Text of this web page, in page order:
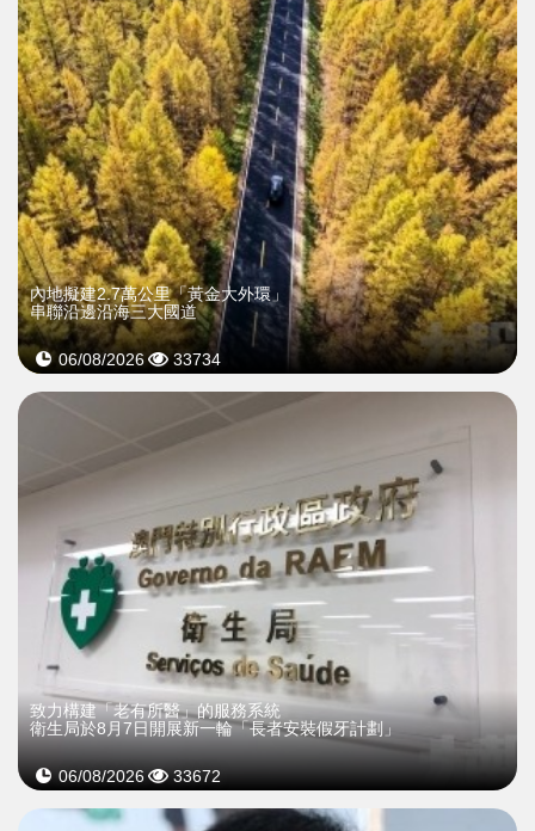
內地擬建2.7萬公里「黃金大外環」
串聯沿邊沿海三大國道
06/08/2026 33734
致力構建「老有所醫」的服務系統
衛生局於8月7日開展新一輪「長者安裝假牙計劃」
06/08/2026 33672